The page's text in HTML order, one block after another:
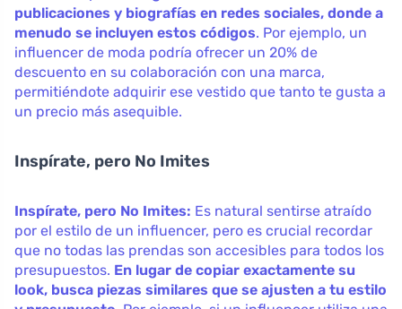
publicaciones y biografías en redes sociales, donde a
menudo se incluyen estos códigos. Por ejemplo, un
influencer de moda podría ofrecer un 20% de
descuento en su colaboración con una marca,
permitiéndote adquirir ese vestido que tanto te gusta a
un precio más asequible.
Inspírate, pero No Imites
Inspírate, pero No Imites: Es natural sentirse atraído
por el estilo de un influencer, pero es crucial recordar
que no todas las prendas son accesibles para todos los
presupuestos. En lugar de copiar exactamente su
look, busca piezas similares que se ajusten a tu estilo